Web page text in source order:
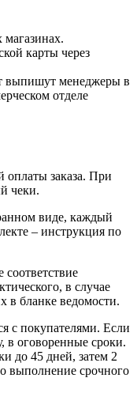
карты через
выпишут менеджеры в
отделе
оплаты заказа. При
чеки.
виде, каждый
– инструкция по
соответствие
в случае
в бланке ведомости.
с покупателями. Если
в оговоренные сроки.
до 45 дней, затем 2
выполнение срочного